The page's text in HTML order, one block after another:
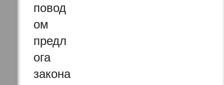
повод
ом
предл
ога
закона